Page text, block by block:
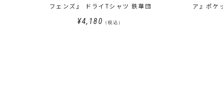
フェンズ』 ドライTシャツ 鉄華団
¥4,180 （税込）
ア』ポケ